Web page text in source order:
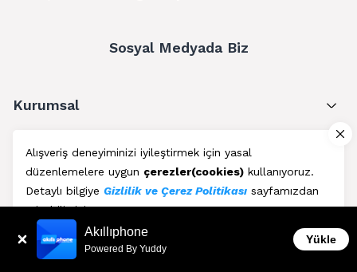
Alışveriş deneyiminizi iyileştirmek için yasal
düzenlemelere uygun çerezler(cookies) kullanıyoruz.
Detaylı bilgiye Gizlilik ve Çerez Politikası sayfamızdan
erişebilirsiniz.
Kabul Et
Sosyal Medyada Biz
Kurumsal
Müşteri Hizmetleri
Üyelik
Blog Akıllıphone
Powered By Yuddy
Yükle